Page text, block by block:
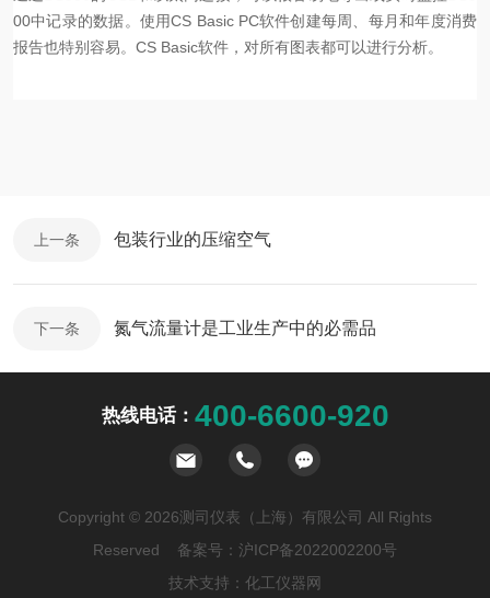
00中记录的数据。使用CS Basic PC软件创建每周、每月和年度消费
报告也特别容易。CS Basic软件，对所有图表都可以进行分析。
上一条 包装行业的压缩空气
下一条 氮气流量计是工业生产中的必需品
热线电话： 400-6600-920
Copyright © 2026测司仪表（上海）有限公司 All Rights
Reserved 备案号： 沪ICP备2022002200号
技术支持： 化工仪器网